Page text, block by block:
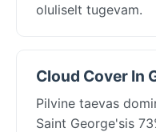
oluliselt tugevam.
Cloud Cover In
Pilvine taevas
Saint George'sis